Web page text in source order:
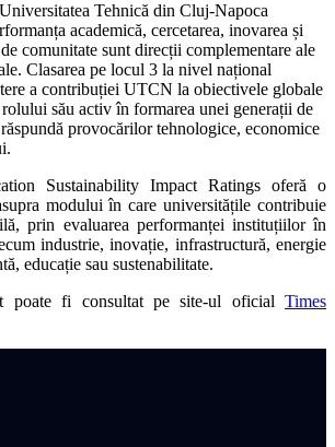
Tehnică din Cluj-Napoca
academică, cercetarea, inovarea și
comunitate sunt direcții complementare ale
Clasarea pe locul 3 la nivel național
a contribuției UTCN la obiectivele globale
său activ în formarea unei generații de
provocărilor tehnologice, economice
Sustainability Impact Ratings oferă o
modului în care universitățile contribuie
prin evaluarea performanței instituțiilor în
industrie, inovație, infrastructură, energie
educație sau sustenabilitate.
poate fi consultat pe site-ul oficial Times